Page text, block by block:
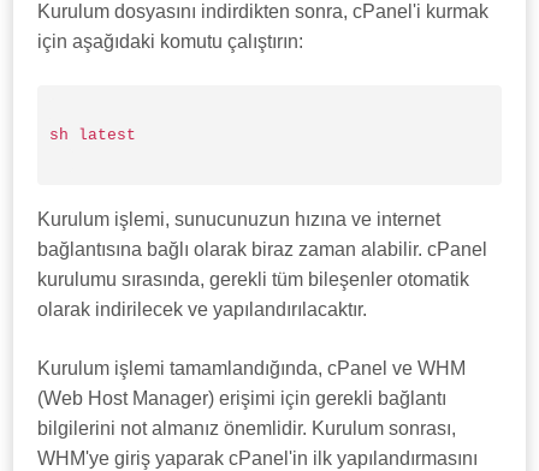
Kurulum dosyasını indirdikten sonra, cPanel'i kurmak
için aşağıdaki komutu çalıştırın:
sh latest
Kurulum işlemi, sunucunuzun hızına ve internet
bağlantısına bağlı olarak biraz zaman alabilir. cPanel
kurulumu sırasında, gerekli tüm bileşenler otomatik
olarak indirilecek ve yapılandırılacaktır.
Kurulum işlemi tamamlandığında, cPanel ve WHM
(Web Host Manager) erişimi için gerekli bağlantı
bilgilerini not almanız önemlidir. Kurulum sonrası,
WHM'ye giriş yaparak cPanel'in ilk yapılandırmasını